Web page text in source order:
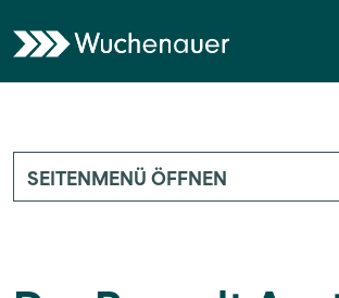
SEITENMENÜ ÖFFNEN